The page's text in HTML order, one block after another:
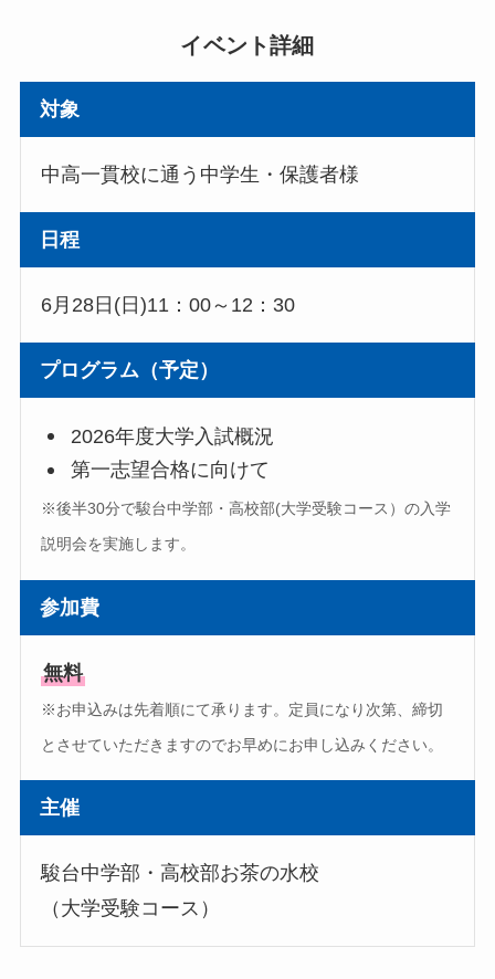
イベント詳細
対象
中高一貫校に通う中学生・保護者様
日程
6月28日(日)11：00～12：30
プログラム（予定）
2026年度大学入試概況
第一志望合格に向けて
※後半30分で駿台中学部・高校部(大学受験コース）の入学
説明会を実施します。
参加費
無料
※お申込みは先着順にて承ります。定員になり次第、締切
とさせていただきますのでお早めにお申し込みください。
主催
駿台中学部・高校部お茶の水校
（大学受験コース）